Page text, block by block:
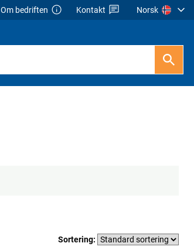
Om bedriften Kontakt Norsk
Sortering: